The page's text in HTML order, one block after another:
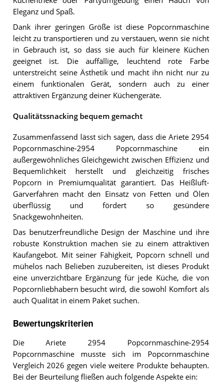
Eleganz und Spaß.
Dank ihrer geringen Größe ist diese Popcornmaschine
leicht zu transportieren und zu verstauen, wenn sie nicht
in Gebrauch ist, so dass sie auch für kleinere Küchen
geeignet ist. Die auffällige, leuchtend rote Farbe
unterstreicht seine Ästhetik und macht ihn nicht nur zu
einem funktionalen Gerät, sondern auch zu einer
attraktiven Ergänzung deiner Küchengeräte.
Qualitätssnacking bequem gemacht
Zusammenfassend lässt sich sagen, dass die Ariete 2954
Popcornmaschine-2954 Popcornmaschine ein
außergewöhnliches Gleichgewicht zwischen Effizienz und
Bequemlichkeit herstellt und gleichzeitig frisches
Popcorn in Premiumqualität garantiert. Das Heißluft-
Garverfahren macht den Einsatz von Fetten und Ölen
überflüssig und fördert so gesündere
Snackgewohnheiten.
Das benutzerfreundliche Design der Maschine und ihre
robuste Konstruktion machen sie zu einem attraktiven
Kaufangebot. Mit seiner Fähigkeit, Popcorn schnell und
mühelos nach Belieben zuzubereiten, ist dieses Produkt
eine unverzichtbare Ergänzung für jede Küche, die von
Popcornliebhabern besucht wird, die sowohl Komfort als
auch Qualität in einem Paket suchen.
Bewertungskriterien
Die Ariete 2954 Popcornmaschine-2954
Popcornmaschine musste sich im Popcornmaschine
Vergleich 2026 gegen viele weitere Produkte behaupten.
Bei der Beurteilung fließen auch folgende Aspekte ein: